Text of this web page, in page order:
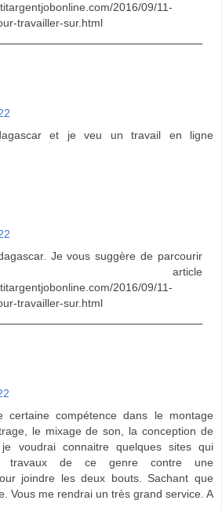
2016/09/11-
travailler-sur.html
et je veu un travail en ligne
Je vous suggère de parcourir
article
2016/09/11-
travailler-sur.html
certaine compétence dans le montage
le mixage de son, la conception de
voudrai connaitre quelques sites qui
travaux de ce genre contre une
joindre les deux bouts. Sachant que
Vous me rendrai un très grand service. A